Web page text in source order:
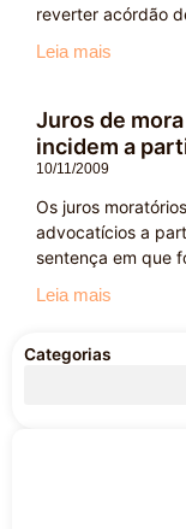
reverter acórdão
Leia mais
Juros de
incidem a
10/11/2009
Os juros
advocatícios a
sentença em que
Leia mais
Categorias